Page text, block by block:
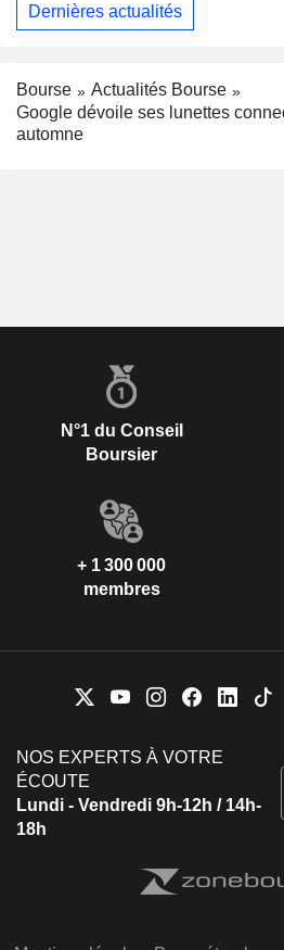
Dernières actualités
Bourse
Actualités Bourse
Google dévoile ses lunettes
automne
N°1 du Conseil
Boursier
+ 1 300 000
membres
NOS EXPERTS À VOTRE
ÉCOUTE
Lundi - Vendredi 9h-12h / 14h-
18h